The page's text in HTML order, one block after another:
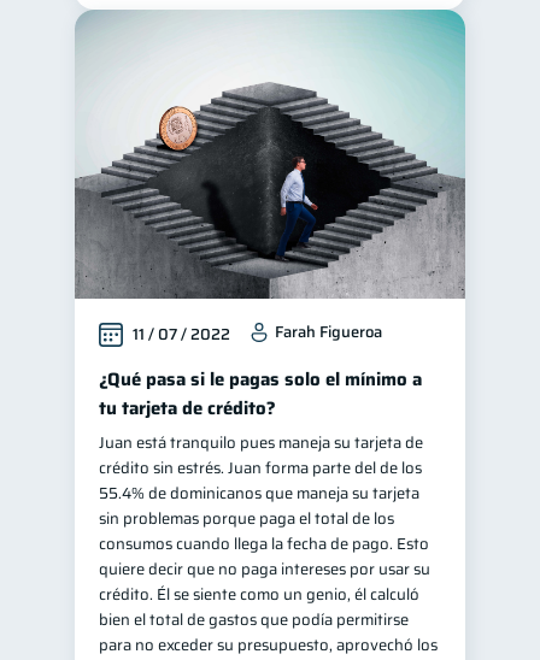
Derechos & Deberes 4
Superintendencia de Bancos 4
Criptomonedas
Cuenta Abandonada 2
Inversiones 2
Cuenta Inactiva 1
Finanzas Personales 1
Educación Financiera 1
Mipymes 1
Información financiera
inversiones 1
Salud mental ahorro
Retiro 1 Doble sueldo 1
Gasto responsable
información financiera 1
11 / 07 / 2022 Farah Figueroa
¿Qué pasa si le pagas solo el mínimo a
tu tarjeta de crédito?
Juan está tranquilo pues maneja su tarjeta de
crédito sin estrés. Juan forma parte del de los
55.4% de dominicanos que maneja su tarjeta
sin problemas porque paga el total de los
consumos cuando llega la fecha de pago. Esto
quiere decir que no paga intereses por usar su
crédito. Él se siente como un genio, él calculó
bien el total de gastos que podía permitirse
para no exceder su presupuesto, aprovechó los